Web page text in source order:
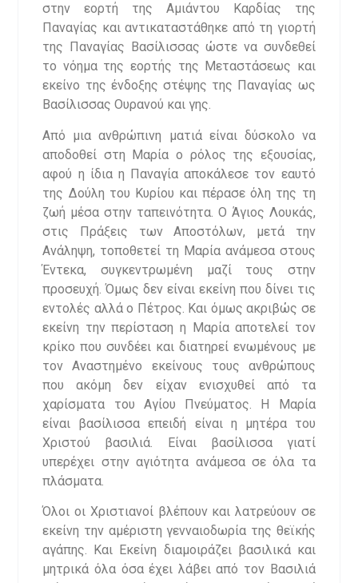
στην εορτή της Αμιάντου Καρδίας της
Παναγίας και αντικαταστάθηκε από τη γιορτή
της Παναγίας Βασίλισσας ώστε να συνδεθεί
το νόημα της εορτής της Μεταστάσεως και
εκείνο της ένδοξης στέψης της Παναγίας ως
Βασίλισσας Ουρανού και γης.
Από μια ανθρώπινη ματιά είναι δύσκολο να
αποδοθεί στη Μαρία ο ρόλος της εξουσίας,
αφού η ίδια η Παναγία αποκάλεσε τον εαυτό
της Δούλη του Κυρίου και πέρασε όλη της τη
ζωή μέσα στην ταπεινότητα. Ο Άγιος Λουκάς,
στις Πράξεις των Αποστόλων, μετά την
Ανάληψη, τοποθετεί τη Μαρία ανάμεσα στους
Έντεκα, συγκεντρωμένη μαζί τους στην
προσευχή. Όμως δεν είναι εκείνη που δίνει τις
εντολές αλλά ο Πέτρος. Και όμως ακριβώς σε
εκείνη την περίσταση η Μαρία αποτελεί τον
κρίκο που συνδέει και διατηρεί ενωμένους με
τον Αναστημένο εκείνους τους ανθρώπους
που ακόμη δεν είχαν ενισχυθεί από τα
χαρίσματα του Αγίου Πνεύματος. Η Μαρία
είναι βασίλισσα επειδή είναι η μητέρα του
Χριστού βασιλιά. Είναι βασίλισσα γιατί
υπερέχει στην αγιότητα ανάμεσα σε όλα τα
πλάσματα.
Όλοι οι Χριστιανοί βλέπουν και λατρεύουν σε
εκείνη την αμέριστη γενναιοδωρία της θεϊκής
αγάπης. Και Εκείνη διαμοιράζει βασιλικά και
μητρικά όλα όσα έχει λάβει από τον Βασιλιά